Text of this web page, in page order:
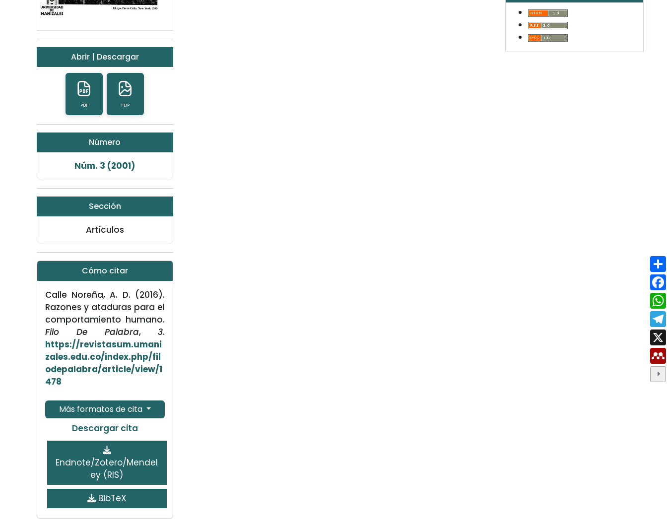
Abrir | Descargar
PDF FLIP
Número
Núm. 3 (2001)
Sección
Artículos
Cómo citar
Calle Noreña, A. D. (2016).
Razones y ataduras para el
comportamiento humano.
Filo De Palabra, 3.
https://revistasum.umani
zales.edu.co/index.php/fil
odepalabra/article/view/1
478
Más formatos de cita
Descargar cita
Endnote/Zotero/Mendel
ey (RIS)
BibTeX